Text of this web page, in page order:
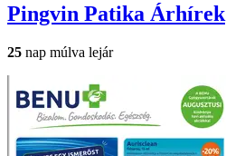
Pingvin Patika Árhírek
25 nap múlva lejár